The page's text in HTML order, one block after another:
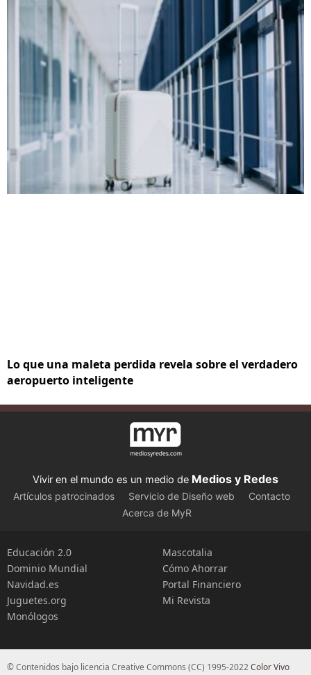
Lo que una maleta perdida revela sobre el verdadero
aeropuerto inteligente
Vivir en el mundo es un medio de Medios y Redes
Artículos patrocinados Servicio de Diseño web
Contacto
Acerca de MyR
Educación 2.0
Dominio Mundial
Navidad.es
Juguetes.org
Monólogos
Mascotalia
Cómo Ahorrar
Portal Financiero
Mi Revista
© Contenidos bajo licencia Creative Commons (CC) 1995-2022Color Vivo